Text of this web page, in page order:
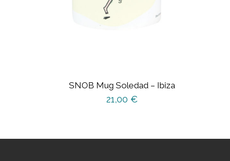
SNOB Mug Soledad – Ibiza
21,00 €